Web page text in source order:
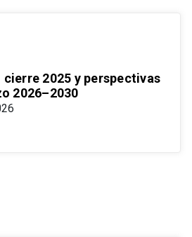
2025 y perspectivas
2026–2030